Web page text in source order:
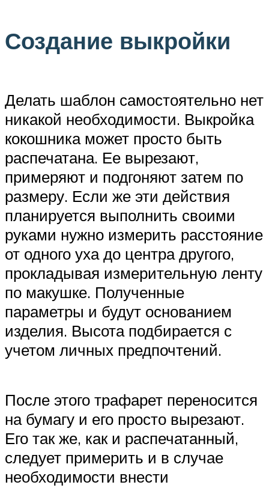
Создание выкройки
Делать шаблон самостоятельно нет
никакой необходимости. Выкройка
кокошника может просто быть
распечатана. Ее вырезают,
примеряют и подгоняют затем по
размеру. Если же эти действия
планируется выполнить своими
руками нужно измерить расстояние
от одного уха до центра другого,
прокладывая измерительную ленту
по макушке. Полученные
параметры и будут основанием
изделия. Высота подбирается с
учетом личных предпочтений.
После этого трафарет переносится
на бумагу и его просто вырезают.
Его так же, как и распечатанный,
следует примерить и в случае
необходимости внести